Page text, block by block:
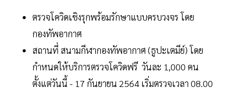
ตรวจโควิดเชิงรุกพร้อมรักษาแบบครบวงจร โดย
กองทัพอากาศ
สถานที่ สนามกีฬากองทัพอากาศ (ธูปะเตมีย์) โดย
กำหนดให้บริการตรวจโควิดฟรี วันละ 1,000 คน
ตั้งแต่วันนี้ - 17 กันยายน 2564 เริ่มตรวจเวลา 08.00